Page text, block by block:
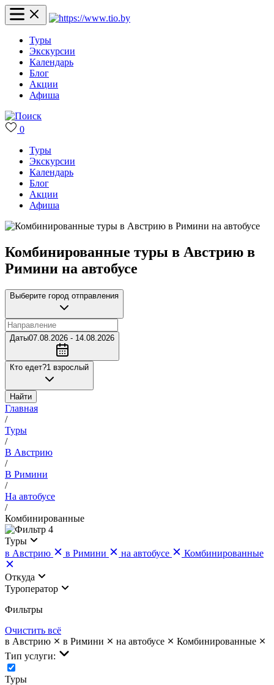
Туры
Экскурсии
Календарь
Блог
Акции
Афиша
0
Туры
Экскурсии
Календарь
Блог
Акции
Афиша
Комбинированные туры в Австрию в
Римини на автобусе
Выберите город отправления
Даты07.08.2026 - 14.08.2026
Кто едет?1 взрослый
Найти
Главная
/
Туры
/
В Австрию
/
В Римини
/
На автобусе
/
Комбинированные
4
Туры
в Австрию
в Римини на автобусе Комбинированные
Откуда
Туроператор
Фильтры
Очистить всё
в Австрию
в Римини на автобусе
Комбинированные
Тип услуги:
Туры